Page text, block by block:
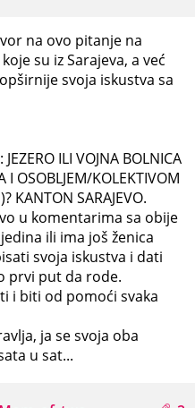
na ovo pitanje na
su iz Sarajeva, a već
svoja iskustva sa
ILI VOJNA BOLNICA
I OSOBLJEM/KOLEKTIVOM
KANTON SARAJEVO.
u komentarima sa obije
ili ima još ženica
svoja iskustva i dati
prvi put da rode.
i biti od pomoći svaka
ja se svoja oba
u sat...